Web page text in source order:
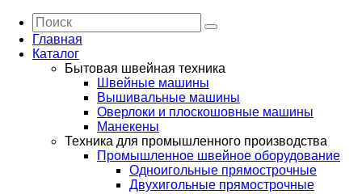
Главная
Каталог
Бытовая швейная техника
Швейные машины
Вышивальные машины
Оверлоки и плоскошовные машины
Манекены
Техника для промышленного производства
Промышленное швейное оборудование
Одноигольные прямострочные
Двухигольные прямострочные